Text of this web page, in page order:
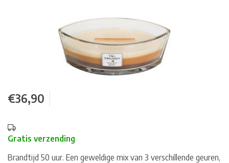
€36,90
Gratis verzending
Brandtijd 50 uur. Een geweldige mix van 3 verschillende geuren,